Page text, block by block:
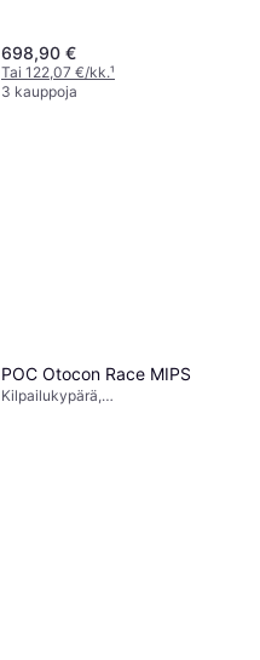
698,90 €
Tai 122,07 €/kk.¹
3 kauppoja
POC Otocon Race MIPS
Kilpailukypärä,